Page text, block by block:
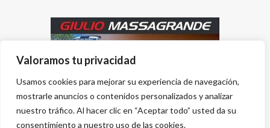
Valoramos tu privacidad
Usamos cookies para mejorar su experiencia de navegación,
mostrarle anuncios o contenidos personalizados y analizar
nuestro tráfico. Al hacer clic en “Aceptar todo” usted da su
consentimiento a nuestro uso de las cookies.